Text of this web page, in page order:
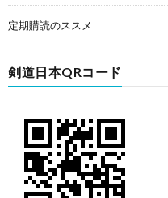
定期購読のススメ
剣道日本QRコード